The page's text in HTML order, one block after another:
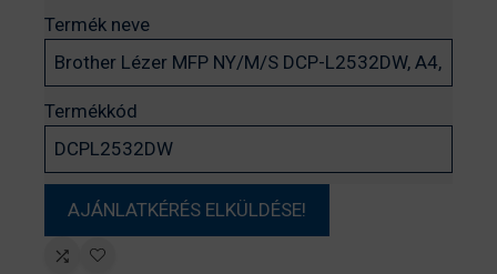
Termék neve
Termékkód